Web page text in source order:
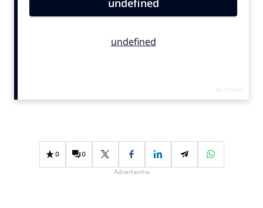
Design
Effectiviteit
Gedragsverandering
0 0
Advertentie